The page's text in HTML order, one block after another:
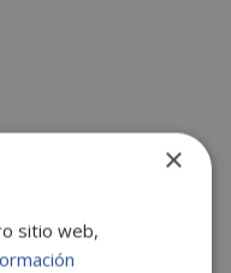
×
sitio web,